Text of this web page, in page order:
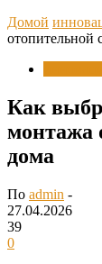
Домой
отопительной
Как
монтажа
дома
По admin -
27.04.2026
39
0